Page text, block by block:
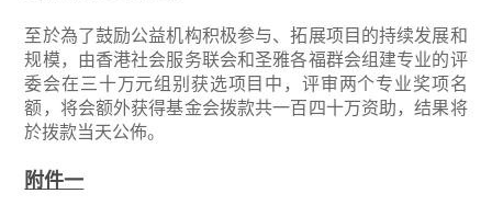
至於為了鼓励公益机构积极参与、拓展项目的持续发展和
规模，由香港社会服务联会和圣雅各福群会组建专业的评
委会在三十万元组别获选项目中，评审两个专业奖项名
额，将会额外获得基金会拨款共一百四十万资助，结果将
於拨款当天公佈。
附件一